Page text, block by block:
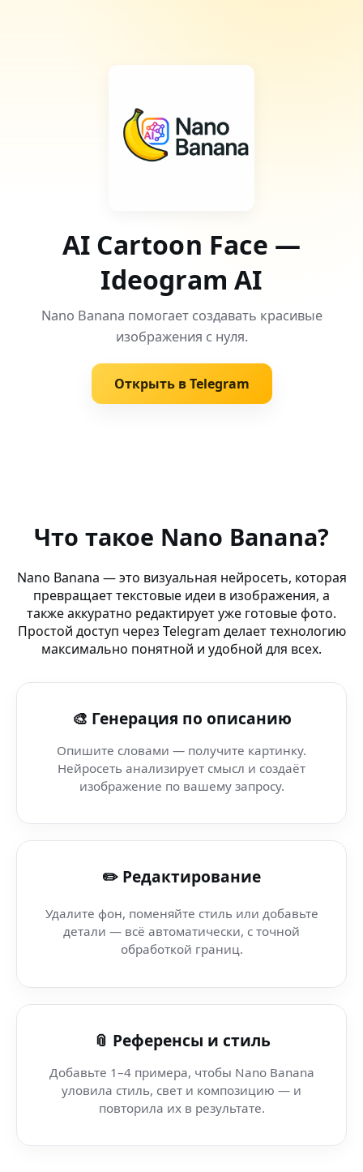
AI Cartoon Face —
Ideogram AI
Nano Banana помогает создавать красивые
изображения с нуля.
Открыть в Telegram
Аватарки в аниме стиле (бот ВКонтакте) — AI-
Нейросеть аниме (бот ВКонтакте) — искусственный
AI новогодний арт — Nano Banana AI редактор в
Фото для соцсетей AI — Nano Banana — творчество
Telegram Фото Генератор (зеркальный фотоаппарат)
Parallax эффект — Ideogram AI — самый удобный AI-
AI стилизация изображений — Ideogram AI —
AI фото генератор — Ideogram AI — безопасный и
Что такое Nano Banana?
Nano Banana — это визуальная нейросеть, которая
превращает текстовые идеи в изображения, а
также аккуратно редактирует уже готовые фото.
Простой доступ через Telegram делает технологию
максимально понятной и удобной для всех.
🎨 Генерация по описанию
Опишите словами — получите картинку.
Нейросеть анализирует смысл и создаёт
изображение по вашему запросу.
✏️ Редактирование
Удалите фон, поменяйте стиль или добавьте
детали — всё автоматически, с точной
обработкой границ.
📎 Референсы и стиль
Добавьте 1–4 примера, чтобы Nano Banana
уловила стиль, свет и композицию — и
повторила их в результате.